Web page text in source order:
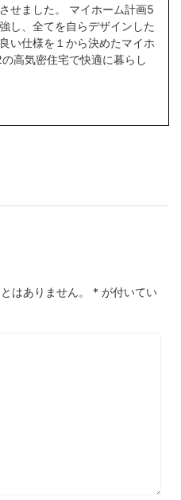
せました。 マイホーム計画5
し、全てを自らデザインした
い仕様を１から決めたマイホ
高気密住宅で快適に暮らし
はありません。 * が付いてい